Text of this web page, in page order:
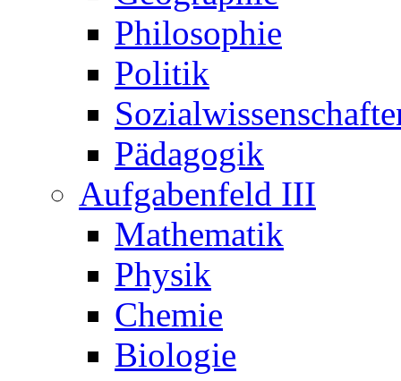
Philosophie
Politik
Pädagogik
Aufgabenfeld III
Mathematik
Physik
Chemie
Biologie